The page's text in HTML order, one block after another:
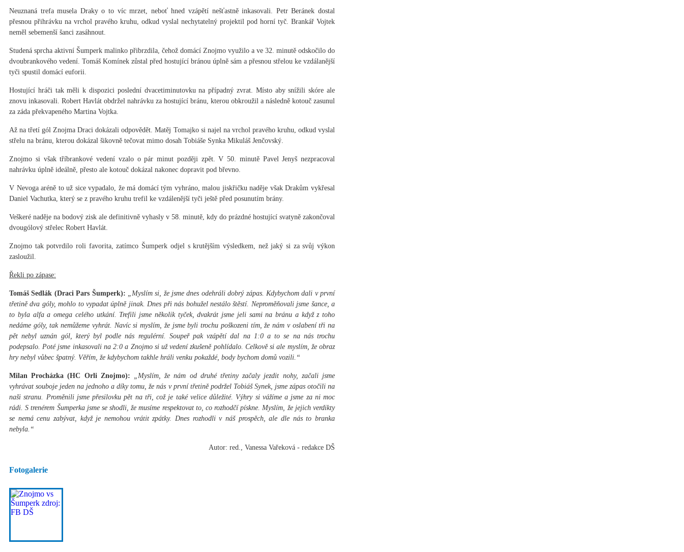
Neuznaná trefa musela Draky o to víc mrzet, neboť hned vzápětí nešťastně inkasovali. Petr Beránek dostal
přesnou přihrávku na vrchol pravého kruhu, odkud vyslal nechytatelný projektil pod horní tyč. Brankář Vojtek
neměl sebemenší šanci zasáhnout.
Studená sprcha aktivní Šumperk malinko přibrzdila, čehož domácí Znojmo využilo a ve 32. minutě odskočilo do
dvoubrankového vedení. Tomáš Komínek zůstal před hostující bránou úplně sám a přesnou střelou ke vzdálanější
tyči spustil domácí euforii.
Hostující hráči tak měli k dispozici poslední dvacetiminutovku na případný zvrat. Místo aby snížili skóre ale
znovu inkasovali. Robert Havlát obdržel nahrávku za hostující bránu, kterou obkroužil a následně kotouč zasunul
za záda překvapeného Martina Vojtka.
Až na třetí gól Znojma Draci dokázali odpovědět. Matěj Tomajko si najel na vrchol pravého kruhu, odkud vyslal
střelu na bránu, kterou dokázal šikovně tečovat mimo dosah Tobiáše Synka Mikuláš Jenčovský.
Znojmo si však tříbrankové vedení vzalo o pár minut později zpět. V 50. minutě Pavel Jenyš nezpracoval
nahrávku úplně ideálně, přesto ale kotouč dokázal nakonec dopravit pod břevno.
V Nevoga aréně to už sice vypadalo, že má domácí tým vyhráno, malou jiskřičku naděje však Drakům vykřesal
Daniel Vachutka, který se z pravého kruhu trefil ke vzdálenější tyči ještě před posunutím brány.
Veškeré naděje na bodový zisk ale definitivně vyhasly v 58. minutě, kdy do prázdné hostující svatyně zakončoval
dvougólový střelec Robert Havlát.
Znojmo tak potvrdilo roli favorita, zatímco Šumperk odjel s krutějším výsledkem, než jaký si za svůj výkon
zasloužil.
Řekli po zápase:
Tomáš Sedlák (Draci Pars Šumperk): „Myslím si, že jsme dnes odehráli dobrý zápas. Kdybychom dali v první
třetině dva góly, mohlo to vypadat úplně jinak. Dnes při nás bohužel nestálo štěstí. Neproměňovali jsme šance, a
to byla alfa a omega celého utkání. Trefili jsme několik tyček, dvakrát jsme jeli sami na bránu a když z toho
nedáme góly, tak nemůžeme vyhrát. Navíc si myslím, že jsme byli trochu poškozeni tím, že nám v oslabení tři na
pět nebyl uznán gól, který byl podle nás regulérní. Soupeř pak vzápětí dal na 1:0 a to se na nás trochu
podepsalo. Poté jsme inkasovali na 2:0 a Znojmo si už vedení zkušeně pohlídalo. Celkově si ale myslím, že obraz
hry nebyl vůbec špatný. Věřím, že kdybychom takhle hráli venku pokaždé, body bychom domů vozili.“
Milan Procházka (HC Orli Znojmo): „Myslím, že nám od druhé třetiny začaly jezdit nohy, začali jsme
vyhrávat souboje jeden na jednoho a díky tomu, že nás v první třetině podržel Tobiáš Synek, jsme zápas otočili na
naši stranu. Proměnili jsme přesilovku pět na tři, což je také velice důležité. Výhry si vážíme a jsme za ni moc
rádi. S trenérem Šumperka jsme se shodli, že musíme respektovat to, co rozhodčí pískne. Myslím, že jejich verdikty
se nemá cenu zabývat, když je nemohou vrátit zpátky. Dnes rozhodli v náš prospěch, ale dle nás to branka
nebyla.“
Autor: red., Vanessa Vařeková - redakce DŠ
Fotogalerie